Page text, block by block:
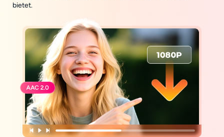
bietet.